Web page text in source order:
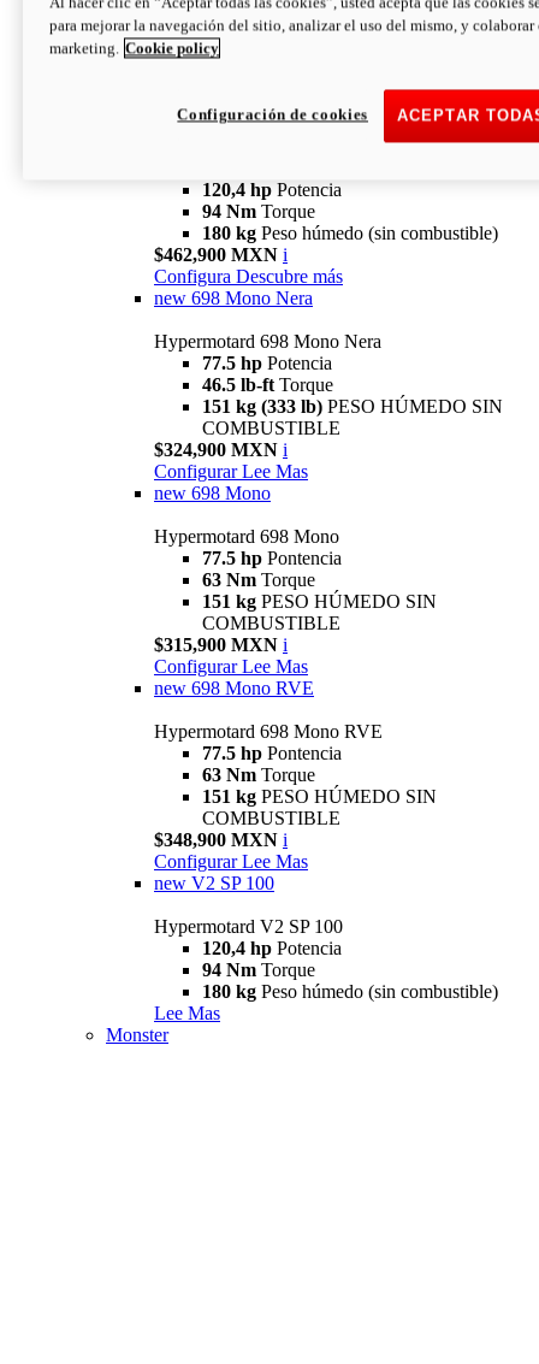
94 NmTorque
180 kgPESO HÚMEDO SIN
COMBUSTIBLE
newV2 SP
120,4 hp Potencia
94 Nm Torque
180 kg Peso húmedo (sin combustible)
$462,900 MXN i
Configura Descubre más
new 698 Mono Nera
Hypermotard 698 Mono Nera
77.5 hp Potencia
46.5 lb-ft Torque
151 kg (333 lb) PESO HÚMEDO SIN
COMBUSTIBLE
$324,900 MXN i
Configurar Lee Mas
new 698 Mono
Hypermotard 698 Mono
77.5 hp Pontencia
63 Nm Torque
151 kg PESO HÚMEDO SIN
COMBUSTIBLE
$315,900 MXN i
Configurar Lee Mas
new 698 Mono RVE
Hypermotard 698 Mono RVE
77.5 hp Pontencia
63 Nm Torque
151 kg PESO HÚMEDO SIN
COMBUSTIBLE
$348,900 MXN i
Configurar Lee Mas
new V2 SP 100
Hypermotard V2 SP 100
120,4 hp Potencia
94 Nm Torque
180 kg Peso húmedo (sin combustible)
Lee Mas
Monster
para mejorar la navegación del sitio, analizar el uso del mismo, y colaborar
marketing. Cookie policy
ACEPTAR
Configuración de cookies